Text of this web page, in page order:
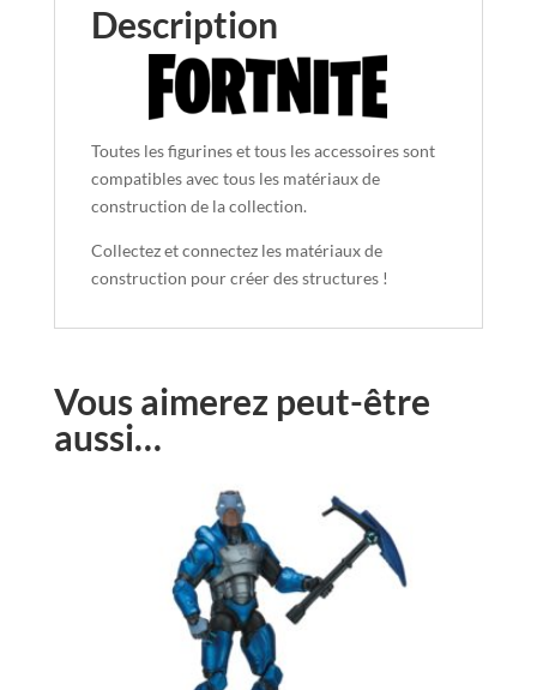
Description
Toutes les figurines et tous les accessoires sont
compatibles avec tous les matériaux de
construction de la collection.
Collectez et connectez les matériaux de
construction pour créer des structures !
Vous aimerez peut-être
aussi…